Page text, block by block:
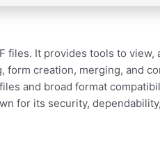
files. It provides tools to view,
creation, merging, and
and broad format
for its security,